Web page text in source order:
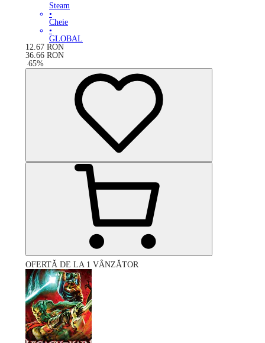
Steam
•
Cheie
•
GLOBAL
12.67 RON
36.66 RON
-65%
OFERTĂ DE LA 1 VÂNZĂTOR